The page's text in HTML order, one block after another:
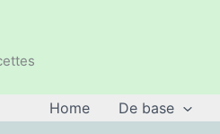
Home De base